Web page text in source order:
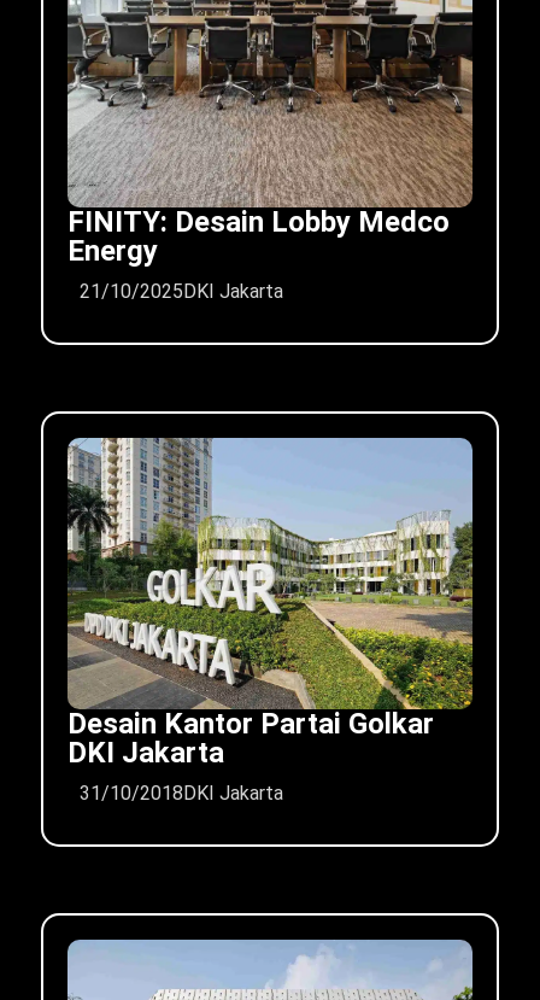
FINITY: Desain Lobby Medco
Energy
21/10/2025DKI Jakarta
Desain Kantor Partai Golkar
DKI Jakarta
31/10/2018DKI Jakarta